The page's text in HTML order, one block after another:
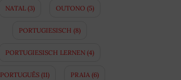
NATAL(3) OUTONO (5)
PORTUGIESISCH (8)
PORTUGIESISCH LERNEN(4)
PORTUGUÊS (11) PRAIA (6)